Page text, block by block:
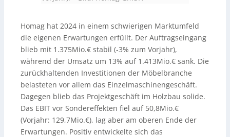
Homag hat 2024 in einem schwierigen Marktumfeld
die eigenen Erwartungen erfüllt. Der Auftragseingang
blieb mit 1.375Mio.€ stabil (-3% zum Vorjahr),
während der Umsatz um 13% auf 1.413Mio.€ sank. Die
zurückhaltenden Investitionen der Möbelbranche
belasteten vor allem das Einzelmaschinengeschäft.
Dagegen blieb das Projektgeschäft im Holzbau solide.
Das EBIT vor Sondereffekten fiel auf 50,8Mio.€
(Vorjahr: 129,7Mio.€), lag aber am oberen Ende der
Erwartungen. Positiv entwickelte sich das